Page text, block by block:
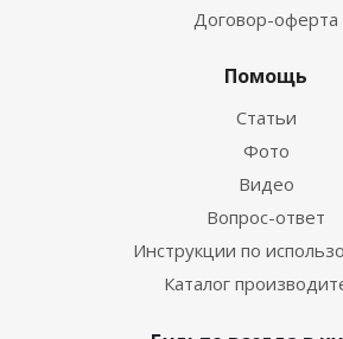
Договор-оферта
Помощь
Статьи
Фото
Видео
Вопрос-ответ
Инструкции по
Каталог